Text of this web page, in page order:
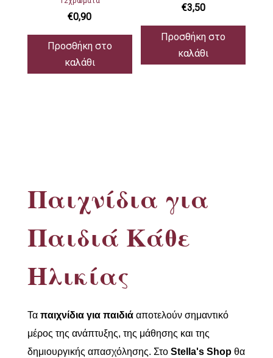
€0,90
Προσθήκη στο
καλάθι
€3,50
Προσθήκη στο
καλάθι
Παιχνίδια για
Παιδιά Κάθε
Ηλικίας
Τα παιχνίδια για παιδιάαποτελούν σημαντικό
μέρος της ανάπτυξης, της μάθησης και της
δημιουργικής απασχόλησης. Στο Stella's Shopθα